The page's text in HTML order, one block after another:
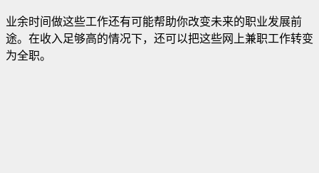
业余时间做这些工作还有可能帮助你改变未来的职业发展前
途。在收入足够高的情况下，还可以把这些网上兼职工作转变
为全职。